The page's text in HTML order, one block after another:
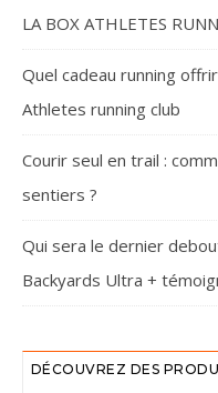
LA BOX ATHLETES
Quel cadeau running
Athletes running club
Courir seul en trail :
sentiers ?
Qui sera le dernier
Backyards Ultra +
DÉCOUVREZ DES